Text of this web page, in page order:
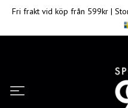
Fri frakt vid köp från 599kr |